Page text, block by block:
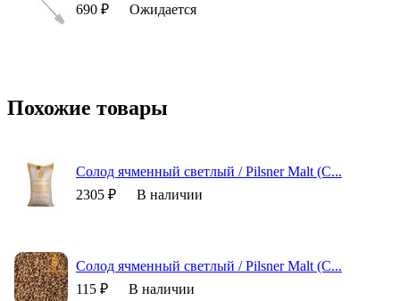
690 ₽
Ожидается
Похожие товары
Cолод ячменный светлый / Pilsner Malt (С...
2305 ₽
В наличии
Cолод ячменный светлый / Pilsner Malt (С...
115 ₽
В наличии